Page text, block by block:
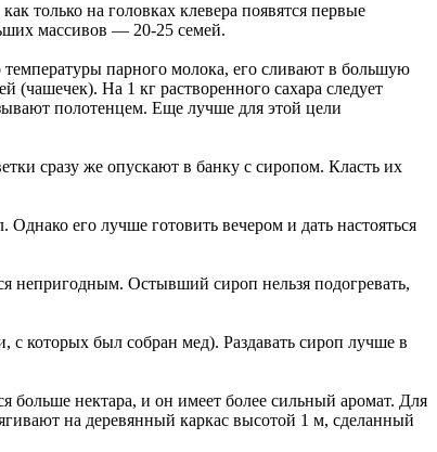
только на головках клевера появятся первые
массивов — 20-25 семей.
парного молока, его сливают в большую
(чашечек). На 1 кг растворенного сахара следует
полотенцем. Еще лучше для этой цели
сразу же опускают в банку с сиропом. Класть их
его лучше готовить вечером и дать настояться
непригодным. Остывший сироп нельзя подогревать,
с которых был собран мед). Раздавать сироп лучше в
больше нектара, и он имеет более сильный аромат. Для
на деревянный каркас высотой 1 м, сделанный